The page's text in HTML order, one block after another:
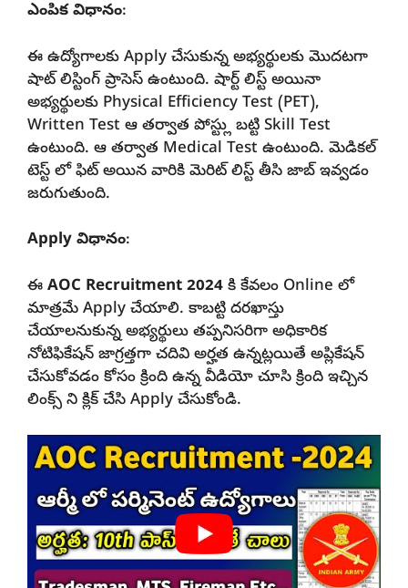
ఎంపిక విధానం:
ఈ ఉద్యోగాలకు Apply చేసుకున్న అభ్యర్థులకు మొదటగా
షాట్ లిస్టింగ్ ప్రాసెస్ ఉంటుంది. షార్ట్ లిస్ట్ అయినా
అభ్యర్థులకు Physical Efficiency Test (PET),
Written Test ఆ తర్వాత పోస్ట్లు బట్టి Skill Test
ఉంటుంది. ఆ తర్వాత Medical Test ఉంటుంది. మెడికల్
టెస్ట్ లో ఫిట్ అయిన వారికి మెరిట్ లిస్ట్ తీసి జాబ్ ఇవ్వడం
జరుగుతుంది.
Apply విధానం:
ఈ AOC Recruitment 2024 కి కేవలం Online లో
మాత్రమే Apply చేయాలి. కాబట్టి దరఖాస్తు
చేయాలనుకున్న అభ్యర్థులు తప్పనిసరిగా అధికారిక
నోటిఫికేషన్ జాగ్రత్తగా చదివి అర్హత ఉన్నట్లయితే అప్లికేషన్
చేసుకోవడం కోసం క్రింది ఉన్న వీడియో చూసి క్రింది ఇచ్చిన
లింక్స్ ని క్లిక్ చేసి Apply చేసుకోండి.